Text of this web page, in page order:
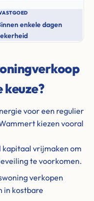
enkele dagen
keuze?
voor een regulier
kiezen vooral
kapitaal vrijmaken om
te voorkomen.
verkopen
in kostbare